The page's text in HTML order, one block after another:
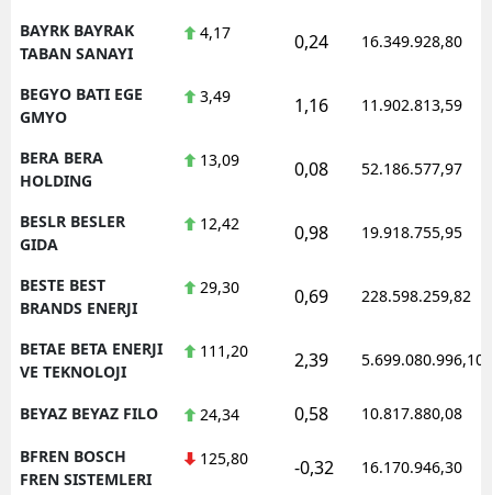
BAYRK BAYRAK
TABAN SANAYI
4,17 0,24 16.349.928,80
BEGYO BATI EGE
GMYO
3,49 1,16 11.902.813,59
BERA BERA
HOLDING
13,09 0,08 52.186.577,97
BESLR BESLER
GIDA
12,42 0,98 19.918.755,95
BESTE BEST
BRANDS ENERJI
29,30 0,69 228.598.259,82
BETAE BETA ENERJI
VE TEKNOLOJI
111,20 2,39 5.699.080.996,10
BEYAZ BEYAZ FILO 24,34 0,58 10.817.880,08
BFREN BOSCH
FREN SISTEMLERI
125,80 -0,32 16.170.946,30